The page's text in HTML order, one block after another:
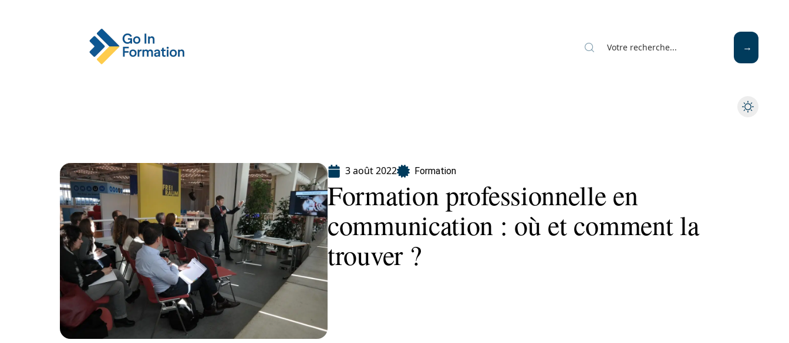
3 août 2022 Formation
Formation professionnelle en
communication : où et comment la
trouver ?